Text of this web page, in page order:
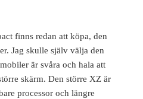
finns redan att köpa, den
Jag skulle själv välja den
är svåra och hala att
skärm. Den större XZ är
processor och längre